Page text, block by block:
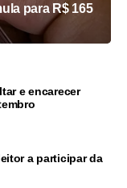
para R$ 165
e encarecer
a participar da